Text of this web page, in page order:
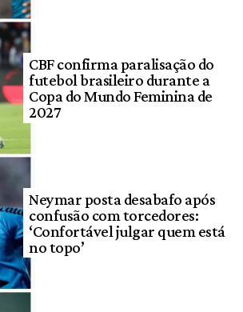
CBF confirma paralisação do
futebol brasileiro durante a
Copa do Mundo Feminina de
2027
Neymar posta desabafo após
confusão com torcedores:
‘Confortável julgar quem está
no topo’